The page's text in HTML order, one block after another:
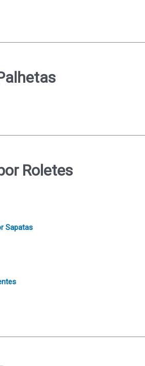
Roletes
Sapatas